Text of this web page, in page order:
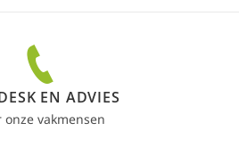
EN ADVIES
onze vakmensen